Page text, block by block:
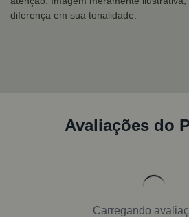
diferença em sua tonalidade.
Avaliações do
Carregando